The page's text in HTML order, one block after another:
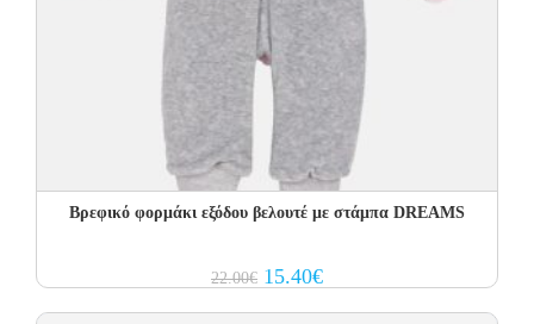
Βρεφικό φορμάκι εξόδου βελουτέ με στάμπα DREAMS
22.00€ Original
price
15.40€Current
price